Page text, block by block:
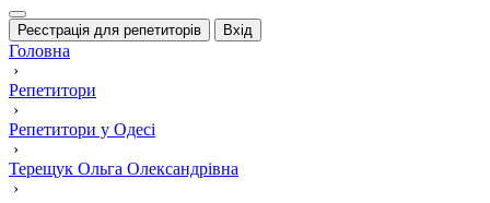
Реєстрація для репетиторів Вхід
Головна
›
Репетитори
›
Репетитори у Одесі
›
Терещук Ольга Олександрівна
›